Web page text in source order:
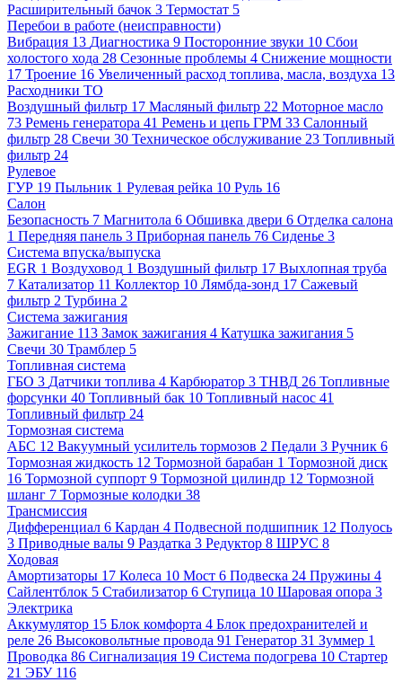
Расширительный бачок 3 Термостат 5
Перебои в работе (неисправности)
Вибрация 13 Диагностика 9 Посторонние звуки 10 Сбои
холостого хода 28 Сезонные проблемы 4 Снижение мощности
17 Троение 16 Увеличенный расход топлива, масла, воздуха 13
Расходники ТО
Воздушный фильтр 17 Масляный фильтр 22 Моторное масло
73 Ремень генератора 41 Ремень и цепь ГРМ 33 Салонный
фильтр 28 Свечи 30 Техническое обслуживание 23 Топливный
фильтр 24
Рулевое
ГУР 19 Пыльник 1 Рулевая рейка 10 Руль 16
Салон
Безопасность 7 Магнитола 6 Обшивка двери 6 Отделка салона
1 Передняя панель 3 Приборная панель 76 Сиденье 3
Система впуска/выпуска
EGR 1 Воздуховод 1 Воздушный фильтр 17 Выхлопная труба
7 Катализатор 11 Коллектор 10 Лямбда-зонд 17 Сажевый
фильтр 2 Турбина 2
Система зажигания
Зажигание 113 Замок зажигания 4 Катушка зажигания 5
Свечи 30 Трамблер 5
Топливная система
ГБО 3 Датчики топлива 4 Карбюратор 3 ТНВД 26 Топливные
форсунки 40 Топливный бак 10 Топливный насос 41
Топливный фильтр 24
Тормозная система
АБС 12 Вакуумный усилитель тормозов 2 Педали 3 Ручник 6
Тормозная жидкость 12 Тормозной барабан 1 Тормозной диск
16 Тормозной суппорт 9 Тормозной цилиндр 12 Тормозной
шланг 7 Тормозные колодки 38
Трансмиссия
Дифференциал 6 Кардан 4 Подвесной подшипник 12 Полуось
3 Приводные валы 9 Раздатка 3 Редуктор 8 ШРУС 8
Ходовая
Амортизаторы 17 Колеса 10 Мост 6 Подвеска 24 Пружины 4
Сайлентблок 5 Стабилизатор 6 Ступица 10 Шаровая опора 3
Электрика
Аккумулятор 15 Блок комфорта 4 Блок предохранителей и
реле 26 Высоковольтные провода 91 Генератор 31 Зуммер 1
Проводка 86 Сигнализация 19 Система подогрева 10 Стартер
21 ЭБУ 116